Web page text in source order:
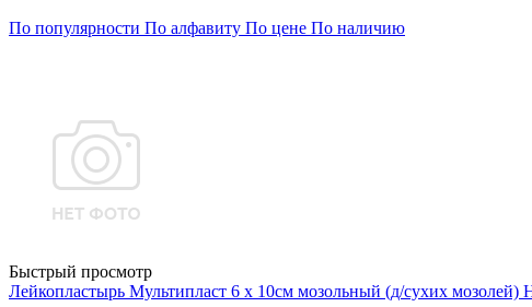
По популярности По алфавиту По цене По наличию
Быстрый просмотр
Лейкопластырь Мультипласт 6 х 10см мозольный (д/сухих